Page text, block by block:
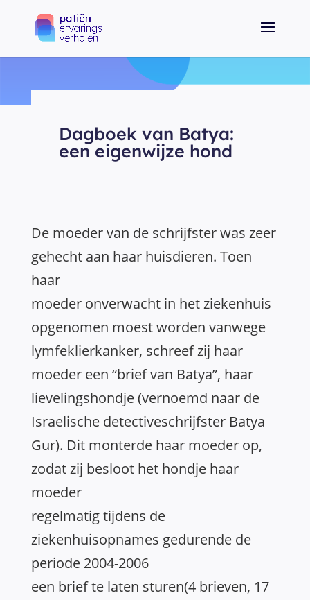
Dagboek van Batya:
een eigenwijze hond
De moeder van de schrijfster was zeer
gehecht aan haar huisdieren. Toen
haar
moeder onverwacht in het ziekenhuis
opgenomen moest worden vanwege
lymfeklierkanker, schreef zij haar
moeder een “brief van Batya”, haar
lievelingshondje (vernoemd naar de
Israelische detectiveschrijfster Batya
Gur). Dit monterde haar moeder op,
zodat zij besloot het hondje haar
moeder
regelmatig tijdens de
ziekenhuisopnames gedurende de
periode 2004-2006
een brief te laten sturen(4 brieven, 17